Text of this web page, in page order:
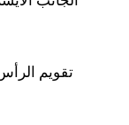
تقويم